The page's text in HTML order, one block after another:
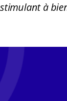
stimulant à
Tous les